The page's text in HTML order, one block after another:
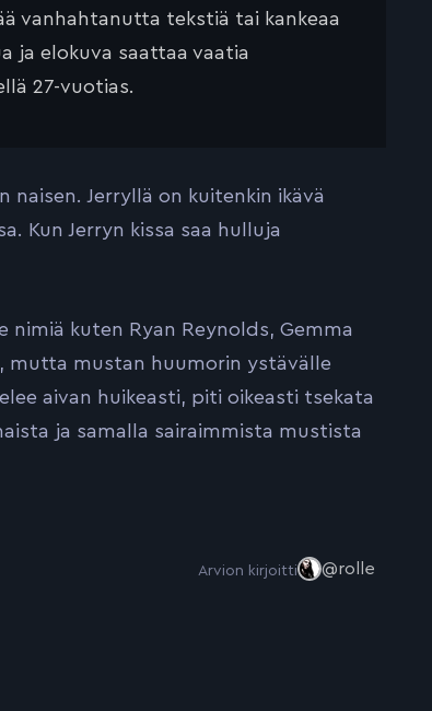
vanhahtanutta tekstiä tai kankeaa
ja elokuva saattaa vaatia
27-vuotias.
Jerryllä on kuitenkin ikävä
Kun Jerryn kissa saa hulluja
kuten Ryan Reynolds, Gemma
mutta mustan huumorin ystävälle
aivan huikeasti, piti oikeasti tsekata
ja samalla sairaimmista mustista
Arvion kirjoitti @rolle